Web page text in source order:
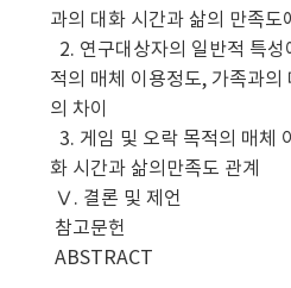
과의 대화 시간과 삶의 만족도
2. 연구대상자의 일반적 특
적의 매체 이용정도, 가족과의
의 차이
3. 게임 및 오락 목적의 매체
화 시간과 삶의만족도 관계
Ⅴ. 결론 및 제언
참고문헌
ABSTRACT